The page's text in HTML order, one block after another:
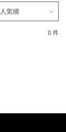
人気順
0 件